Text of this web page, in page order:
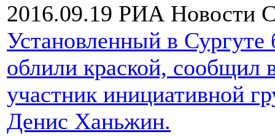
2016.09.19 РИА Новости
Установленный в
облили краской,
участник инициативной
Денис Ханьжин.